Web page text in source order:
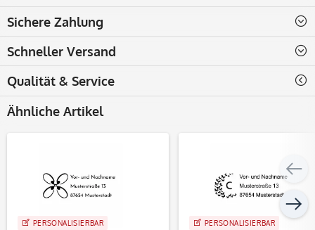
Sichere Zahlung
Schneller Versand
Qualität & Service
Ähnliche Artikel
PERSONALISIERBAR PERSONALISIERBAR